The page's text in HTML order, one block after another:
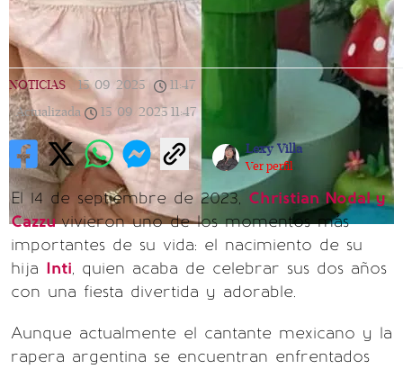
NOTICIAS 15/09/2025 11:47
Actualizada
15/09/2025 11:47
Lexy Villa
Ver perfil
El 14 de septiembre de 2023, Christian Nodal y
Cazzuvivieron uno de los momentos más
importantes de su vida: el nacimiento de su
hija Inti, quien acaba de celebrar sus dos años
con una fiesta divertida y adorable.
Aunque actualmente el cantante mexicano y la
rapera argentina se encuentran enfrentados